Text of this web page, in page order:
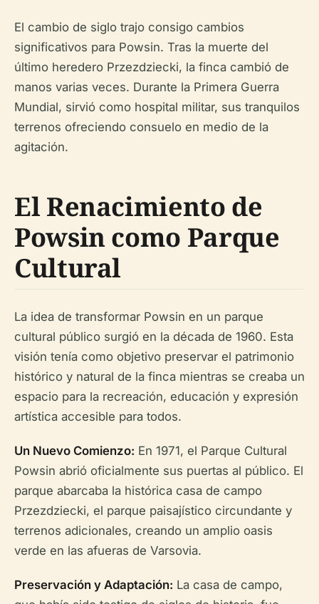
El cambio de siglo trajo consigo cambios
significativos para Powsin. Tras la muerte del
último heredero Przezdziecki, la finca cambió de
manos varias veces. Durante la Primera Guerra
Mundial, sirvió como hospital militar, sus tranquilos
terrenos ofreciendo consuelo en medio de la
agitación.
El Renacimiento de
Powsin como Parque
Cultural
La idea de transformar Powsin en un parque
cultural público surgió en la década de 1960. Esta
visión tenía como objetivo preservar el patrimonio
histórico y natural de la finca mientras se creaba un
espacio para la recreación, educación y expresión
artística accesible para todos.
Un Nuevo Comienzo: En 1971, el Parque Cultural
Powsin abrió oficialmente sus puertas al público. El
parque abarcaba la histórica casa de campo
Przezdziecki, el parque paisajístico circundante y
terrenos adicionales, creando un amplio oasis
verde en las afueras de Varsovia.
Preservación y Adaptación: La casa de campo,